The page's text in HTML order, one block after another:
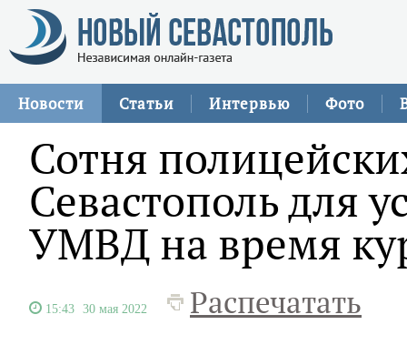
Новости Статьи Интервью Фото
Сотня
Севастополь для
УМВД на время
15:43 30 мая 2022 Распечатать